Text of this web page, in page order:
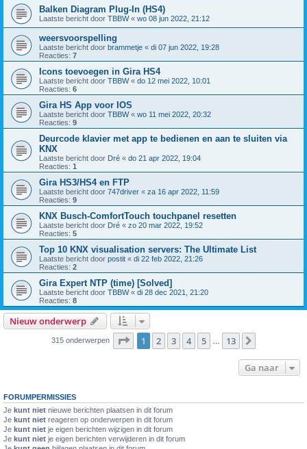
Balken Diagram Plug-In (HS4)
Laatste bericht door TBBW« wo 08 jun 2022, 21:12
weersvoorspelling
Laatste bericht door brammetje « di 07 jun 2022, 19:28
Reacties: 7
Icons toevoegen in Gira HS4
Laatste bericht door TBBW« do 12 mei 2022, 10:01
Reacties: 6
Gira HS App voor IOS
Laatste bericht door TBBW« wo 11 mei 2022, 20:32
Reacties: 9
Deurcode klavier met app te bedienen en aan te sluiten via
KNX
Laatste bericht door Dré « do 21 apr 2022, 19:04
Reacties: 1
Gira HS3/HS4 en FTP
Laatste bericht door 747driver « za 16 apr 2022, 11:59
Reacties: 9
KNX Busch-ComfortTouch touchpanel resetten
Laatste bericht door Dré « zo 20 mar 2022, 19:52
Reacties: 5
Top 10 KNX visualisation servers: The Ultimate List
Laatste bericht door postit « di 22 feb 2022, 21:26
Reacties: 2
Gira Expert NTP (time) [Solved]
Laatste bericht door TBBW« di 28 dec 2021, 21:20
Reacties: 8
Nieuw onderwerp
315 onderwerpen Pagina van 13
1 2 3 4 5 13
Ga naar
FORUMPERMISSIES
Je kunt niet nieuwe berichten plaatsen in dit forum
Je kunt niet reageren op onderwerpen in dit forum
Je kunt niet je eigen berichten wijzigen in dit forum
Je kunt niet je eigen berichten verwijderen in dit forum